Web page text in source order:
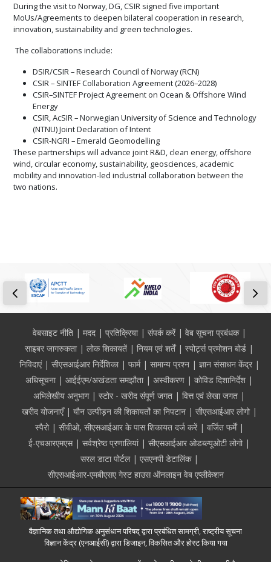
During the visit to Norway, DG, CSIR signed five important
MoUs/Agreements to deepen bilateral cooperation in research,
innovation, sustainability and green technologies.
The collaborations include:
DSIR/CSIR – Research Council of Norway (RCN)
CSIR – SINTEF Collaboration Agreement (2026–2028)
CSIR–SINTEF Project Agreement on Ocean & Offshore Wind
Energy
CSIR, AcSIR – Norwegian University of Science and Technology
(NTNU) Joint Declaration of Intent
CSIR-NGRI – Emerald Geomodelling
These partnerships will advance joint R&D, clean energy, offshore
wind, circular economy, sustainability, geosciences, academic
mobility and innovation-led industrial collaboration between the
two nations.
Footerवेबसाइट नीति मदद प्रतिक्रिया संपर्क करें
वेब सूचना प्रबंधक
साइबर जागरुकता
लोक शिकायतें नियम एवं शर्तें
स्पोर्ट्स प्रमोशन बोर्ड
निविदाएं
सीएसआईआर निर्देशिका फार्म सामान्य प्रश्न
ज्ञान संसाधन केंद्र
अधिसूचना
आईईएम/अखंडता समझौता अस्वीकरण
कोविड दिशानिर्देश
अभिलेखीय अनुभाग
स्टोर - खरीद संपूर्ण जगत
वित्त एवं लेखा जगत
खरीद योजनाएँ
यौन उत्पीड़न की शिकायतों का निपटान
सीएसआईआर लोगो
स्पैरो
सीवीओ, सीएसआईआर के पास शिकायत दर्ज करें
वर्जित फर्में
ई-एचआरएमएस
सर्वश्रेष्ठ प्रणालियां
सीएसआईआर ओडब्ल्यूओटी लोगो
सरल डाटा पोर्टल
एसएनपी डेटालिंक
सीएसआईआर-एमबीएसए गेस्ट हाउस ऑनलाइन वेब एप्लीकेशन
वैज्ञानिक तथा औद्योगिक अनुसंधान परिषद् द्वारा प्रबंधित सामग्री, राष्ट्रीय सूचना
विज्ञान केंद्र (एनआईसी) द्वारा डिजाइन, विकसित और होस्ट किया गया